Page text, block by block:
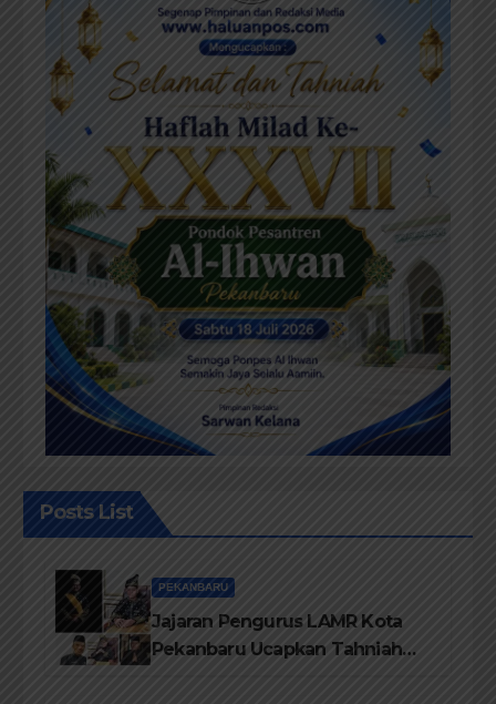
Posts List
PEKANBARU
Jajaran Pengurus LAMR Kota
Pekanbaru Ucapkan Tahniah